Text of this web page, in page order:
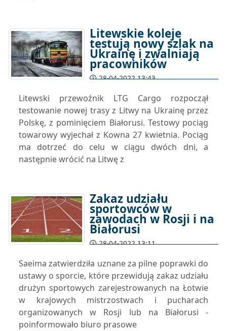
Litewskie koleje
testują nowy szlak na
Ukrainę i zwalniają
pracowników
28-04-2022 13:43
Litewski przewoźnik LTG Cargo rozpoczął
testowanie nowej trasy z Litwy na Ukrainę przez
Polskę, z pominięciem Białorusi. Testowy pociąg
towarowy wyjechał z Kowna 27 kwietnia. Pociąg
ma dotrzeć do celu w ciągu dwóch dni, a
następnie wrócić na Litwę z
Zakaz udziału
sportowców w
zawodach w Rosji i na
Białorusi
28-04-2022 13:11
Saeima zatwierdziła uznane za pilne poprawki do
ustawy o sporcie, które przewidują zakaz udziału
drużyn sportowych zarejestrowanych na Łotwie
w krajowych mistrzostwach i pucharach
organizowanych w Rosji lub na Białorusi -
poinformowało biuro prasowe